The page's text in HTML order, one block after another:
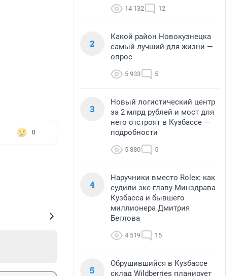
0
14 132 12
2
Какой район Новокузнецка
самый лучший для жизни —
опрос
5 933 5
3
Новый логистический центр
за 2 млрд рублей и мост для
него отстроят в Кузбассе —
подробности
5 880 5
4
Наручники вместо Rolex: как
судили экс-главу Минздрава
Кузбасса и бывшего
миллионера Дмитрия
Беглова
4 519 15
5
Обрушившийся в Кузбассе
склад Wildberries планирует